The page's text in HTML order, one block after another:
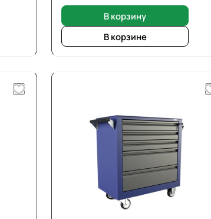
В корзину
В корзине